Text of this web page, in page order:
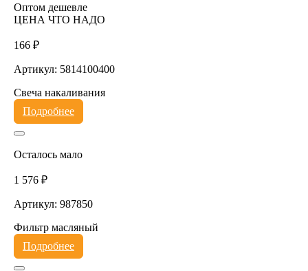
Оптом дешевле
ЦЕНА ЧТО НАДО
166 ₽
Артикул: 5814100400
Свеча накаливания
Подробнее
Осталось мало
1 576 ₽
Артикул: 987850
Фильтр масляный
Подробнее